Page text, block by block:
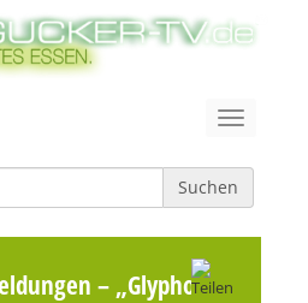
Suchen
– „Glyphosat